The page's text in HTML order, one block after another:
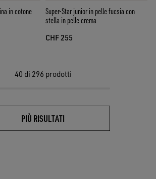
in cotone
Super-Star junior in pelle fucsia con
stella in pelle crema
CHF 255
40 di 296 prodotti
PIÙ RISULTATI